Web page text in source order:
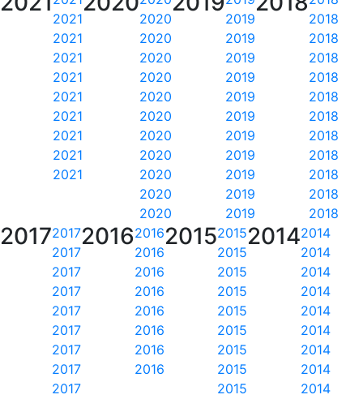
2021
2021
2021
2021
2021
2021
2021
2021
2021
2020
2020
2020
2020
2020
2020
2020
2020
2020
2020
2020
2019
2019
2019
2019
2019
2019
2019
2019
2019
2019
2019
2018
2018
2018
2018
2018
2018
2018
2018
2018
2018
2018
20172017
2017
2017
2017
2017
2017
2017
2017
2017
20162016
2016
2016
2016
2016
2016
2016
2016
20152015
2015
2015
2015
2015
2015
2015
2015
2015
20142014
2014
2014
2014
2014
2014
2014
2014
2014